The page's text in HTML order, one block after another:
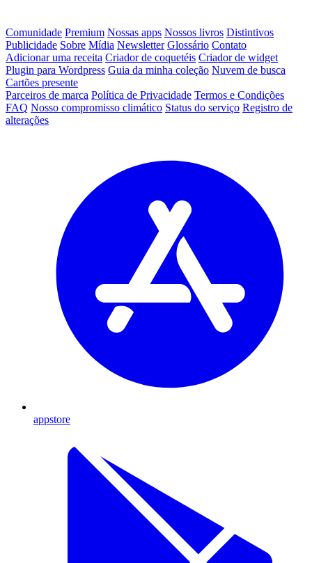
Comunidade Premium Nossas apps Nossos livros Distintivos
Publicidade Sobre Mídia Newsletter Glossário Contato
Adicionar uma receita Criador de coquetéis Criador de widget
Plugin para Wordpress Guia da minha coleção Nuvem de busca
Cartões presente
Parceiros de marca Política de Privacidade Termos e Condições
FAQ Nosso compromisso climático Status do serviço Registro de
alterações
appstore